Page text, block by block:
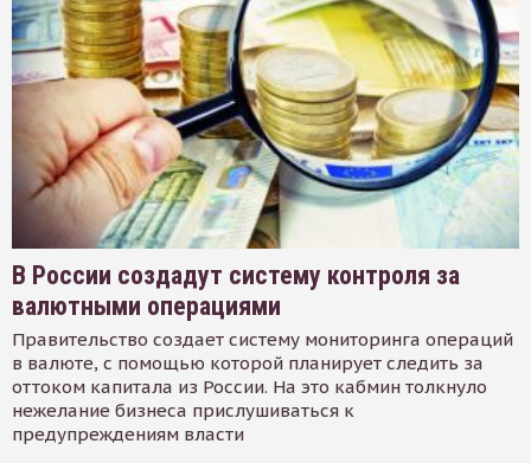
В России создадут систему контроля за
валютными операциями
Правительство создает систему мониторинга операций
в валюте, с помощью которой планирует следить за
оттоком капитала из России. На это кабмин толкнуло
нежелание бизнеса прислушиваться к
предупреждениям власти